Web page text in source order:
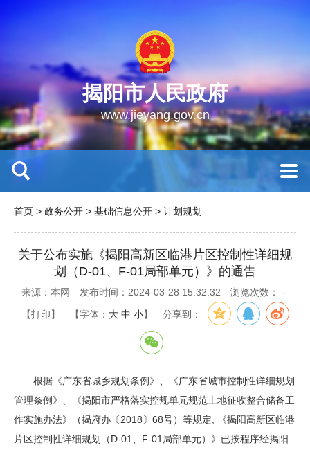
揭阳市人民政府
www.jieyang.gov.cn
首页 > 政务公开 > 基础信息公开 > 计划规划
关于公布实施《揭阳高新区临港片区控制性详细规
划（D-01、F-01局部单元）》的通告
来源：本网 发布时间：2024-03-28 15:32:32 浏览次数： -
【打印】 【字体： 大 中 小】 分享到：
根据《广东省城乡规划条例》、《广东省城市控制性详细规划
管理条例》、《揭阳市严格落实控规单元规范土地征收整合储备工
作实施办法》（揭府办〔2018〕68号）等规定, 《揭阳高新区临港
片区控制性详细规划（D-01、F-01局部单元）》已按程序经揭阳